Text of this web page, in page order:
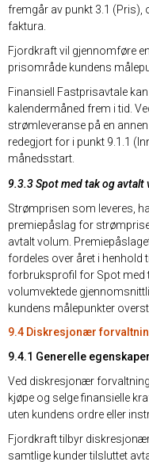
fremgår av punkt 3.1 (Pris),
faktura.
Fjordkraft vil gjennomføre
prisområde kundens
Finansiell Fastprisavtale
kalendermåned frem i tid.
strømleveranse på en
redegjort for i punkt 9.1.1
månedsstart.
9.3.3 Spot med tak og avtalt
Strømprisen som leveres,
premiepåslag for
avtalt volum.
fordeles over året i henhold
forbruksprofil for Spot med
volumvektede
kundens målepunkter
9.4 Diskresjonær
9.4.1 Generelle
Ved diskresjonær
kjøpe og selge finansielle
uten kundens ordre eller
Fjordkraft tilbyr
samtlige kunder tilsluttet